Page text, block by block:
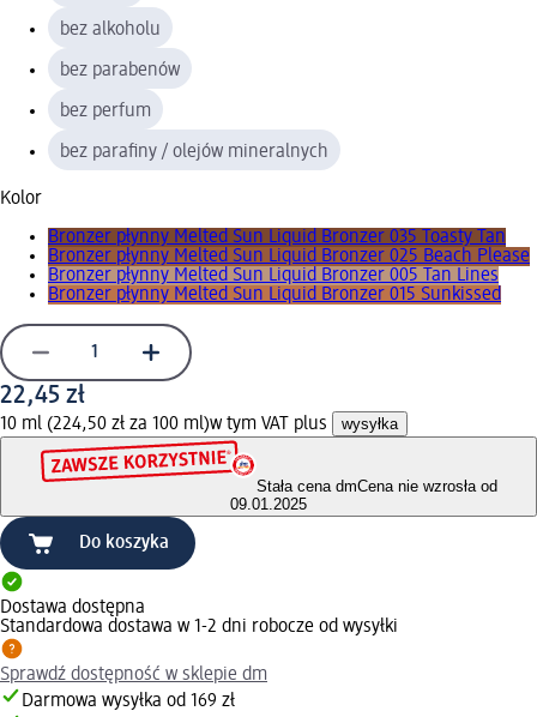
bez alkoholu
bez parabenów
bez perfum
bez parafiny / olejów mineralnych
Kolor
Bronzer płynny Melted Sun Liquid Bronzer 035 Toasty Tan
Bronzer płynny Melted Sun Liquid Bronzer 025 Beach Please
Bronzer płynny Melted Sun Liquid Bronzer 005 Tan Lines
Bronzer płynny Melted Sun Liquid Bronzer 015 Sunkissed
22,45 zł
10 ml (224,50 zł za 100 ml)w tym VAT plus wysyłka
Stała cena dmCena nie wzrosła od
09.01.2025
Do koszyka
Dostawa dostępna
Standardowa dostawa w 1-2 dni robocze od wysyłki
Sprawdź dostępność w sklepie dm
Darmowa wysyłka od 169 zł